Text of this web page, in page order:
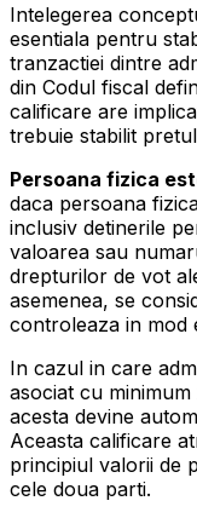
Intelegerea
esentiala pentru
tranzactiei dintre
din Codul fiscal
calificare are
trebuie stabilit
Persoana fizica
daca persoana
inclusiv detinerile
valoarea sau
drepturilor de vot
asemenea, se
controleaza in mod
In cazul in care
asociat cu
acesta devine
Aceasta calificare
principiul valorii de
cele doua parti.